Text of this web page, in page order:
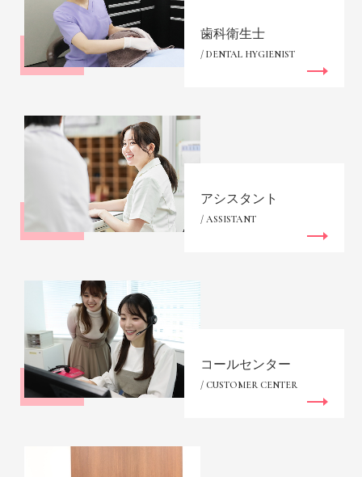
歯科衛生士
/ DENTAL HYGIENIST
アシスタント
/ ASSISTANT
コールセンター
/ CUSTOMER CENTER